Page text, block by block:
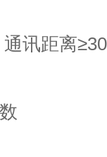
讯距离